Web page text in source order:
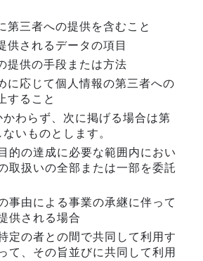
第三者への提供を含むこと
供されるデータの項目
提供の手段または方法
に応じて個人情報の第三者への
すること
わらず、次に掲げる場合は第
いものとします。
的の達成に必要な範囲内におい
取扱いの全部または一部を委託
事由による事業の承継に伴って
供される場合
定の者との間で共同して利用す
て、その旨並びに共同して利用